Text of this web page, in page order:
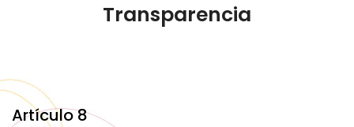
Transparencia
Artículo 8